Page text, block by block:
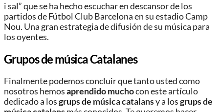
i sal” que se ha hecho escuchar en descansor de los
partidos de Fútbol Club Barcelona en su estadio Camp
Nou. Una gran estrategia de difusión de su música para
los oyentes.
Grupos de música Catalanes
Finalmente podemos concluir que tanto usted como
nosotros hemosaprendido muchocon este artículo
dedicado a losgrups de música catalansy a losgrups de